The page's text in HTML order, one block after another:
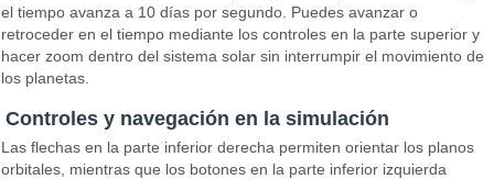
el tiempo avanza a 10 días por segundo. Puedes avanzar o
retroceder en el tiempo mediante los controles en la parte superior y
hacer zoom dentro del sistema solar sin interrumpir el movimiento de
los planetas.
Controles y navegación en la simulación
Las flechas en la parte inferior derecha permiten orientar los planos
orbitales, mientras que los botones en la parte inferior izquierda